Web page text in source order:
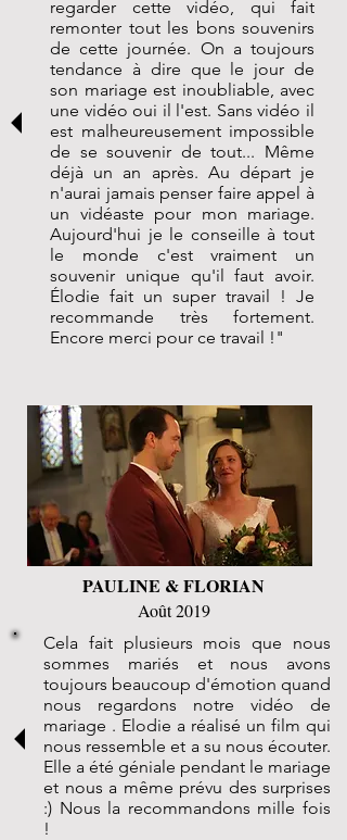
regarder cette vidéo, qui fait
remonter tout les bons souvenirs
de cette journée. On a toujours
tendance à dire que le jour de
son mariage est inoubliable, avec
une vidéo oui il l'est. Sans vidéo il
est malheureusement impossible
de se souvenir de tout... Même
déjà un an après. Au départ je
n'aurai jamais penser faire appel à
un vidéaste pour mon mariage.
Aujourd'hui je le conseille à tout
le monde c'est vraiment un
souvenir unique qu'il faut avoir.
Élodie fait un super travail ! Je
recommande très fortement.
Encore merci pour ce travail !"
PAULINE & FLORIAN
Août 2019
Cela fait plusieurs mois que nous
sommes mariés et nous avons
toujours beaucoup d'émotion quand
nous regardons notre vidéo de
mariage . Elodie a réalisé un film qui
nous ressemble et a su nous écouter.
Elle a été géniale pendant le mariage
et nous a même prévu des surprises
:) Nous la recommandons mille fois
!